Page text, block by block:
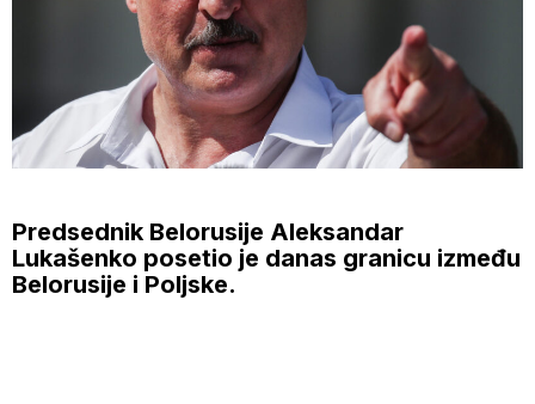
Predsednik Belorusije Aleksandar
Lukašenko posetio je danas granicu između
Belorusije i Poljske.